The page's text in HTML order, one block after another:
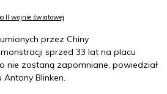
II wojnie światowej
przez Chiny
sprzed 33 lat na placu
nie zostaną zapomniane, powiedział
Blinken.